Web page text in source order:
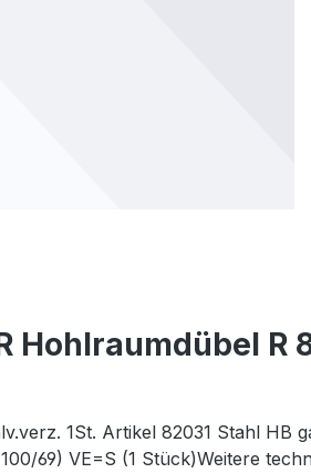
Hohlraumdübel R
1St. Artikel 82031 Stahl HB
69) VE=S (1 Stück)Weitere